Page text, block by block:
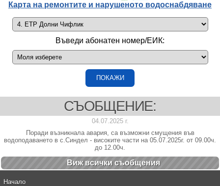
Карта на ремонтите и нарушеното водоснабдяване
Въведи абонатен номер/ЕИК:
СЪОБЩЕНИЕ:
04.07.2025 г.
Поради възникнала авария, са възможни смущения във
водоподаването в с.Синдел - високите части на 05.07.2025г. от 09.00ч.
до 12.00ч.
Виж всички cъобщения
Начало